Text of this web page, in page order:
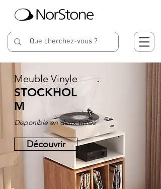
Meuble Vinyle
STOCKHOL
M
Disponible en deux tailles
Découvrir